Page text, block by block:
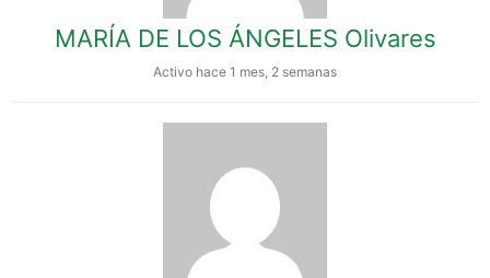
MARÍA DE LOS ÁNGELES Olivares
Activo hace 1 mes, 2 semanas